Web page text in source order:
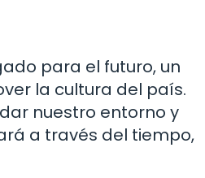
para el futuro, un
la cultura del país.
nuestro entorno y
a través del tiempo,